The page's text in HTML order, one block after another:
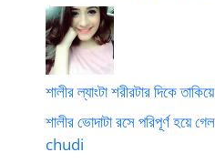
শালীর ল্যাংটা শরীরটার দিকে
শালীর ভোদাটা রসে পরিপূর্ণ
chudi